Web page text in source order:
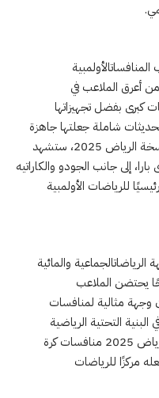
أعرق الملاعب في
بفضل تجهيزاتها
شاملة جعلتها جاهزة
لاحتضانالبطولات الإقليمية والدولية. في نسخة الرياض 2025، ستشهد
إلى جانب الجودو والكاراتيه
للرياضات الأولمبية
والمائية
يحتضن الملاعب
وجهة مثالية لمنافسات
التحتية الرياضية
الحديثة. وسيستضيف المجمع في دورة الرياض 2025 منافسات كرة
مركزًا للرياضات